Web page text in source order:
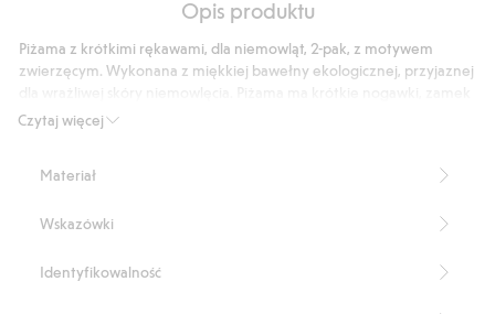
31
głosów
Opis produktu
Czytaj więcej
Piżama z krótkimi rękawami, dla niemowląt, 2-pak, z motywem
zwierzęcym. Wykonana z miękkiej bawełny ekologicznej, przyjaznej
błyskawiczny z przodu, który biegnie od szyi do stóp, a także dekolt
Zabezpieczenie podbródka
Produkt zawiera 95% bawełny pochodzącej z uprawy w okresie
Numer artykułu:853663
Materiał
Wskazówki
Identyfikowalność